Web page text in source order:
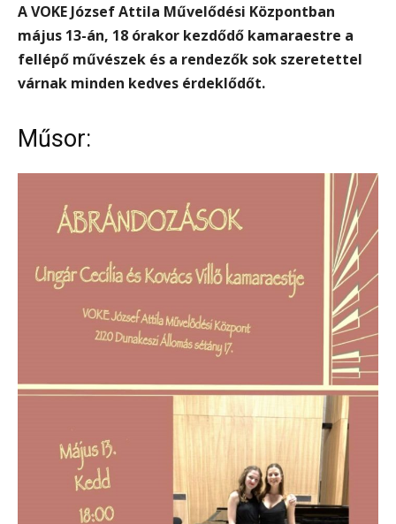
A VOKE József Attila Művelődési Központban
május 13-án, 18 órakor kezdődő kamaraestre a
fellépő művészek és a rendezők sok szeretettel
várnak minden kedves érdeklődőt.
Műsor: